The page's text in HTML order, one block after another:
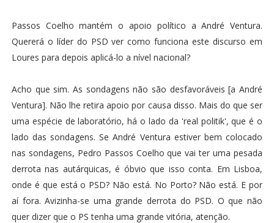
Passos Coelho mantém o apoio político a André Ventura.
Quererá o líder do PSD ver como funciona este discurso em
Loures para depois aplicá-lo a nível nacional?
Acho que sim. As sondagens não são desfavoráveis [a André
Ventura]. Não lhe retira apoio por causa disso. Mais do que ser
uma espécie de laboratório, há o lado da 'real politik', que é o
lado das sondagens. Se André Ventura estiver bem colocado
nas sondagens, Pedro Passos Coelho que vai ter uma pesada
derrota nas autárquicas, é óbvio que isso conta. Em Lisboa,
onde é que está o PSD? Não está. No Porto? Não está. E por
aí fora. Avizinha-se uma grande derrota do PSD. O que não
quer dizer que o PS tenha uma grande vitória, atenção.